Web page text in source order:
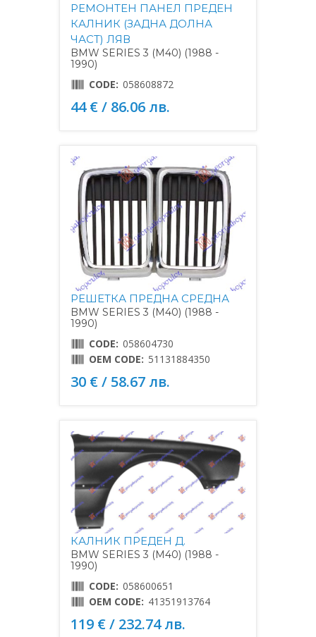
РЕМОНТЕН ПАНЕЛ ПРЕДЕН
КАЛНИК (ЗАДНА ДОЛНА
ЧАСТ) ЛЯВ
BMW SERIES 3 (M40) (1988 -
1990)
CODE: 058608872
44 € / 86.06 лв.
РЕШЕТКА ПРЕДНА СРЕДНА
BMW SERIES 3 (M40) (1988 -
1990)
CODE: 058604730
OEM CODE: 51131884350
30 € / 58.67 лв.
КАЛНИК ПРЕДЕН Д.
BMW SERIES 3 (M40) (1988 -
1990)
CODE: 058600651
OEM CODE: 41351913764
119 € / 232.74 лв.